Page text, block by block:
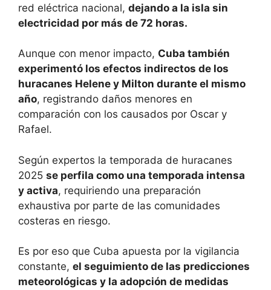
red eléctrica nacional, dejando a la isla sin
electricidad por más de 72 horas.
Aunque con menor impacto, Cuba también
experimentó los efectos indirectos de los
huracanes Helene y Milton durante el mismo
año, registrando daños menores en
comparación con los causados por Oscar y
Rafael.
Según expertos la temporada de huracanes
2025 se perfila como una temporada intensa
y activa, requiriendo una preparación
exhaustiva por parte de las comunidades
costeras en riesgo.
Es por eso que Cuba apuesta por la vigilancia
constante, el seguimiento de las predicciones
meteorológicas y la adopción de medidas